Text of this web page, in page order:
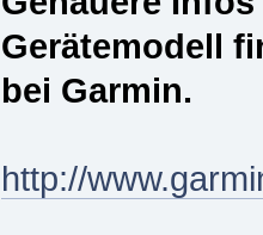
Gerätemodell
bei Garmin.
http://